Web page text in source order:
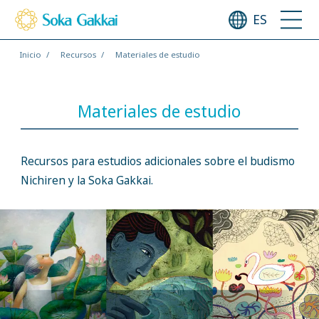
ES
Inicio Recursos Materiales de estudio
Materiales de estudio
Recursos para estudios adicionales sobre el budismo
Nichiren y la Soka Gakkai.